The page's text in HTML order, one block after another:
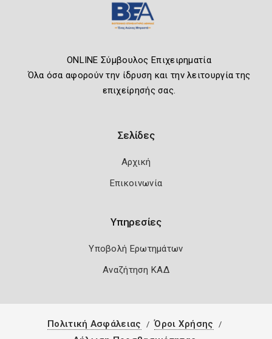
ONLINE Σύμβουλος Επιχειρηματία
Όλα όσα αφορούν την ίδρυση και την λειτουργία της
επιχείρησής σας.
Σελίδες
Αρχική
Επικοινωνία
Υπηρεσίες
Υποβολή Ερωτημάτων
Αναζήτηση ΚΑΔ
Πολιτική Ασφάλειας
Όροι Χρήσης